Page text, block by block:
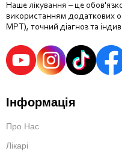
Наше лікування – це
використанням додаткових
МРТ), точний діагноз та
Інформація
Про Нас
Лікарі